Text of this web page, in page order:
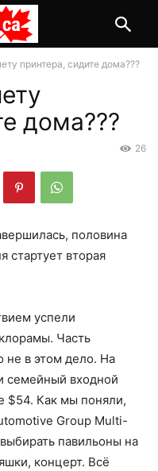
принтера, сидите дома???
дома???
26
половина
стартует вторая
успели
Часть
не в этом дело. На
семейный входной
$54. Как мы поняли,
Group Multi-
павильоны на
концерт. Всё